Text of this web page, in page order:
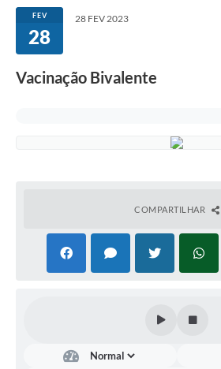
Serviços Online
Carta de Serviços
Planos de Tecnologia da Informação e
Itinerário do Transporte Público de Itápolis
FEV
28
28 FEV 2023
Vacinação Bivalente
COMPARTILHAR